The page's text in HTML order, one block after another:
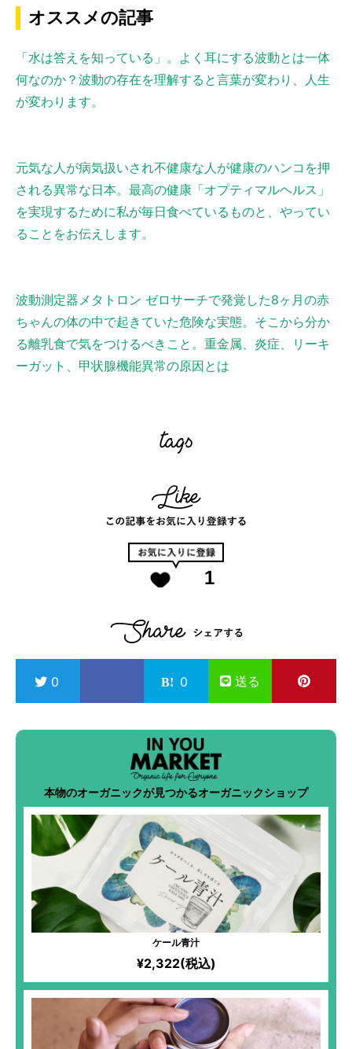
オススメの記事
「水は答えを知っている」。よく耳にする波動とは一体
何なのか？波動の存在を理解すると言葉が変わり、人生
が変わります。
元気な人が病気扱いされ不健康な人が健康のハンコを押
される異常な日本。最高の健康「オプティマルヘルス」
を実現するために私が毎日食べているものと、やってい
ることをお伝えします。
波動測定器メタトロン ゼロサーチで発覚した8ヶ月の赤
ちゃんの体の中で起きていた危険な実態。そこから分か
る離乳食で気をつけるべきこと。重金属、炎症、リーキ
ーガット、甲状腺機能異常の原因とは
1
0 0 送る
本物のオーガニックが見つかるオーガニックショップ
ケール青汁
¥2,322(税込)